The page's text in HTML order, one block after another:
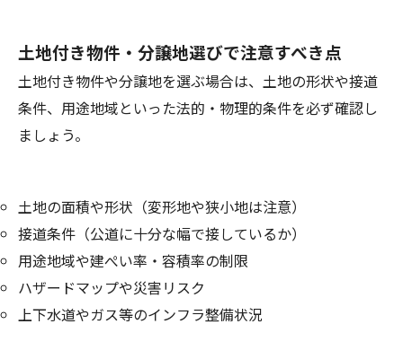
土地付き物件・分譲地選びで注意すべき点
土地付き物件や分譲地を選ぶ場合は、土地の形状や接道
条件、用途地域といった法的・物理的条件を必ず確認し
ましょう。
土地の面積や形状（変形地や狭小地は注意）
接道条件（公道に十分な幅で接しているか）
用途地域や建ぺい率・容積率の制限
ハザードマップや災害リスク
上下水道やガス等のインフラ整備状況